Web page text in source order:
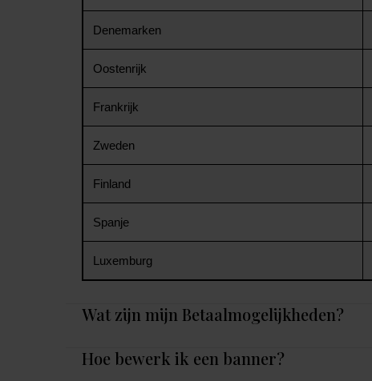
Denemarken
Oostenrijk
Frankrijk
Zweden
Finland
Spanje
Luxemburg
Wat zijn mijn Betaalmogelijkheden?
Hoe bewerk ik een banner?